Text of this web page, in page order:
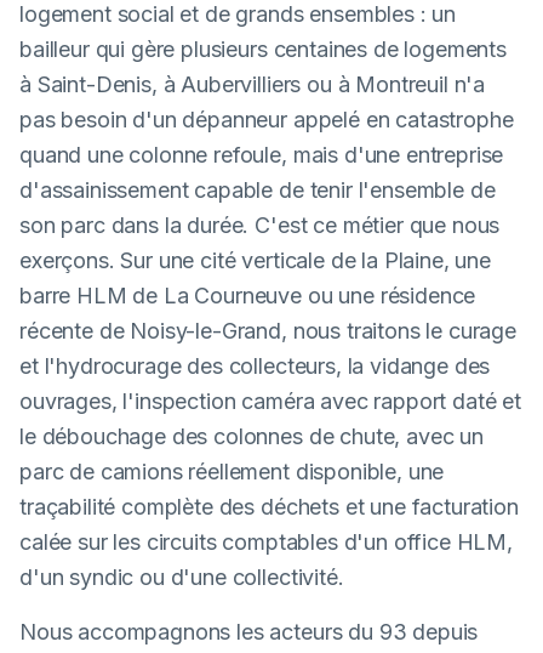
logement social et de grands ensembles : un
bailleur qui gère plusieurs centaines de logements
à Saint-Denis, à Aubervilliers ou à Montreuil n'a
pas besoin d'un dépanneur appelé en catastrophe
quand une colonne refoule, mais d'une entreprise
d'assainissement capable de tenir l'ensemble de
son parc dans la durée. C'est ce métier que nous
exerçons. Sur une cité verticale de la Plaine, une
barre HLM de La Courneuve ou une résidence
récente de Noisy-le-Grand, nous traitons le curage
et l'hydrocurage des collecteurs, la vidange des
ouvrages, l'inspection caméra avec rapport daté et
le débouchage des colonnes de chute, avec un
parc de camions réellement disponible, une
traçabilité complète des déchets et une facturation
calée sur les circuits comptables d'un office HLM,
d'un syndic ou d'une collectivité.
Nous accompagnons les acteurs du 93 depuis